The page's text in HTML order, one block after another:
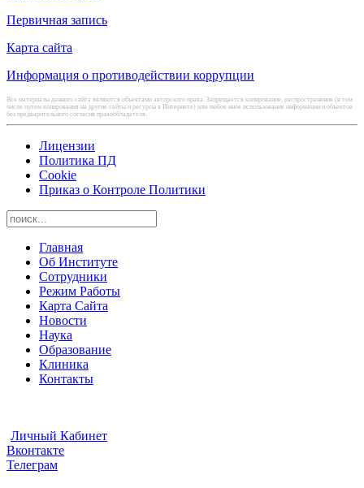
Первичная запись
Карта сайта
Информация о противодействии коррупции
Все материалы данного сайта являются объектами авторского права. Запрещается копирование, распространение (в том
числе путем копирования на другие сайты и ресурсы в Интернете) или любое иное использование информации и объектов
без предварительного согласия правообладателя.
Лицензии
Политика ПД
Cookie
Приказ о Контроле Политики
Главная
Об Институте
Сотрудники
Режим Работы
Карта Сайта
Новости
Наука
Образование
Клиника
Контакты
Личный Кабинет
Вконтакте
Телеграм